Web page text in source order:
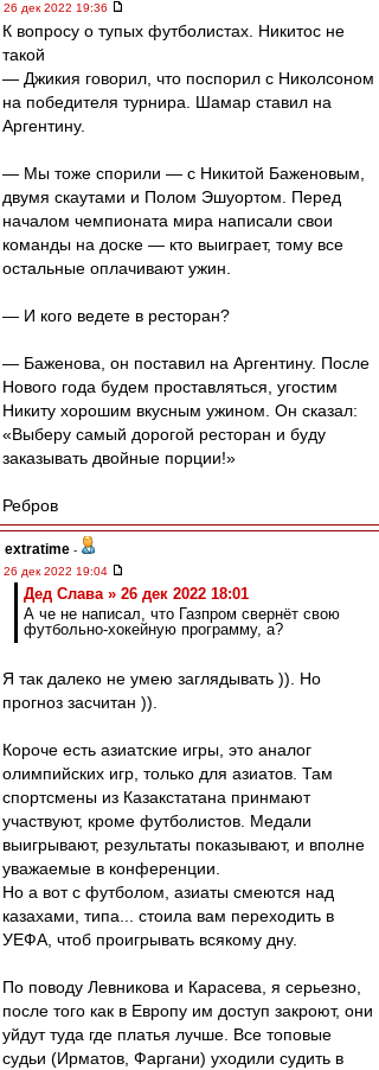
26 дек 2022 19:36
К вопросу о тупых футболистах. Никитос не
такой
— Джикия говорил, что поспорил с Николсоном
на победителя турнира. Шамар ставил на
Аргентину.
— Мы тоже спорили — с Никитой Баженовым,
двумя скаутами и Полом Эшуортом. Перед
началом чемпионата мира написали свои
команды на доске — кто выиграет, тому все
остальные оплачивают ужин.
— И кого ведете в ресторан?
— Баженова, он поставил на Аргентину. После
Нового года будем проставляться, угостим
Никиту хорошим вкусным ужином. Он сказал:
«Выберу самый дорогой ресторан и буду
заказывать двойные порции!»
Ребров
extratime -
26 дек 2022 19:04
Дед Слава » 26 дек 2022 18:01
А че не написал, что Газпром свернёт свою
футбольно-хокейную программу, а?
Я так далеко не умею заглядывать )). Но
прогноз засчитан )).
Короче есть азиатские игры, это аналог
олимпийских игр, только для азиатов. Там
спортсмены из Казакстатана принмают
участвуют, кроме футболистов. Медали
выигрывают, результаты показывают, и вполне
уважаемые в конференции.
Но а вот с футболом, азиаты смеются над
казахами, типа... стоила вам переходить в
УЕФА, чтоб проигрывать всякому дну.
По поводу Левникова и Карасева, я серьезно,
после того как в Европу им доступ закроют, они
уйдут туда где платья лучше. Все топовые
судьи (Ирматов, Фаргани) уходили судить в